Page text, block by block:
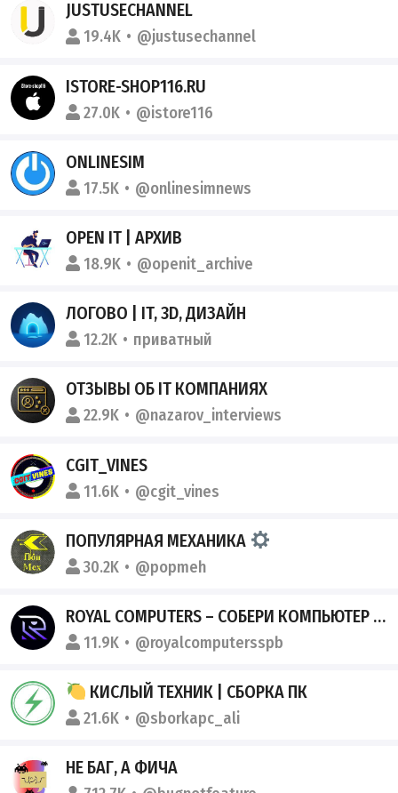
JUSTUSECHANNEL
19.4K @justusechannel
ISTORE-SHOP116.RU
27.0K @istore116
ONLINESIM
17.5K @onlinesimnews
OPEN IT | АРХИВ
18.9K @openit_archive
ЛОГОВО | IT, 3D, ДИЗАЙН
12.2K приватный
ОТЗЫВЫ ОБ IT КОМПАНИЯХ
22.9K @nazarov_interviews
CGIT_VINES
11.6K @cgit_vines
ПОПУЛЯРНАЯ МЕХАНИКА
30.2K @popmeh
ROYAL COMPUTERS – СОБЕРИ КОМПЬЮТЕР МЕЧТЫ
11.9K @royalcomputersspb
КИСЛЫЙ ТЕХНИК | СБОРКА ПК
21.6K @sborkapc_ali
НЕ БАГ, А ФИЧА